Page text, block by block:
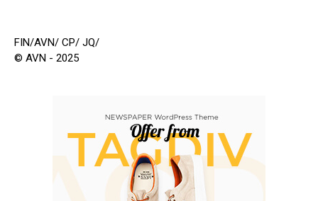
FIN/AVN/ CP/ JQ/
© AVN - 2025